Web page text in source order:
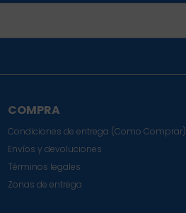
COMPRA
Condiciones de entrega (Como Comprar)
Envíos y devoluciones
Términos legales
Zonas de entrega